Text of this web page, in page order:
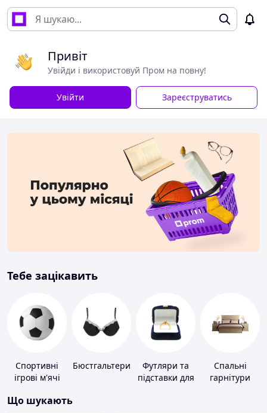
Привіт
Увійди і використовуй Пром на повну!
Увійти Зареєструватись
Тебе зацікавить
Спортивні
ігрові м'ячі
Бюстгальтери
Футляри та
підставки для
Спальні
гарнітури
Що шукають